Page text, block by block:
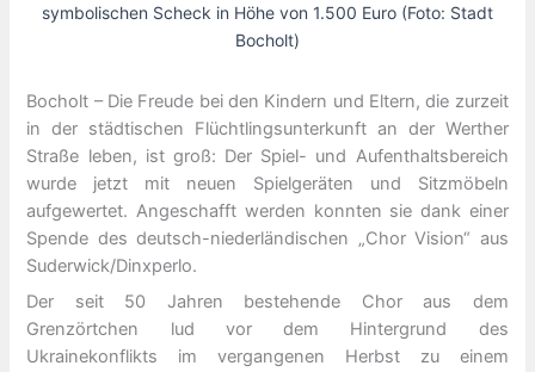
symbolischen Scheck in Höhe von 1.500 Euro (Foto: Stadt
Bocholt)
Bocholt – Die Freude bei den Kindern und Eltern, die zurzeit
in der städtischen Flüchtlingsunterkunft an der Werther
Straße leben, ist groß: Der Spiel- und Aufenthaltsbereich
wurde jetzt mit neuen Spielgeräten und Sitzmöbeln
aufgewertet. Angeschafft werden konnten sie dank einer
Spende des deutsch-niederländischen „Chor Vision“ aus
Suderwick/Dinxperlo.
Der seit 50 Jahren bestehende Chor aus dem
Grenzörtchen lud vor dem Hintergrund des
Ukrainekonflikts im vergangenen Herbst zu einem